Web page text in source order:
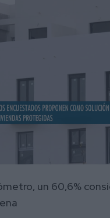
un 60,6%